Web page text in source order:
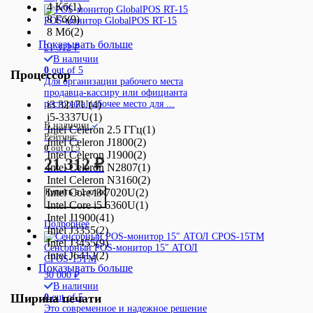
4 Кб(1)
8 Гб(9)
8 Мб(2)
Показывать больше
Процессор
i3 3217U(4)
i5-3337U(1)
Intel Celeron 2.5 ГГц(1)
Intel Celeron J1800(2)
Intel Celeron J1900(2)
Intel Celeron N2807(1)
Intel Celeron N3160(2)
Intel Core i3 7020U(2)
Intel Core i5 6360U(1)
Intel J1900(41)
Intel J3355(2)
Intel J3455(9)
Intel J6412(2)
Показывать больше
Ширина печати
POS-монитор GlobalPOS RT-15
21 312₽
В наличии
0 out of 5
Для организации рабочего места
продавца-кассиру или официанта
ресторана рабочее место для ...
В наличии
Рейтинг:
0out of 5
21 312₽
Купить в 1 клик
Подробнее
Сенсорный POS-монитор 15″ АТОЛ
CPOS-15TM
30 000₽
В наличии
0out of 5
Это современное и надежное решение